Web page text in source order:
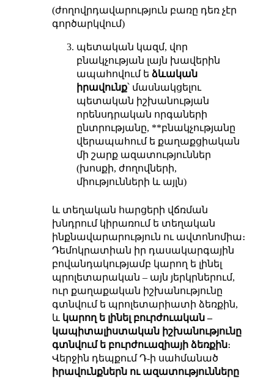
(ժողովրդավարություն բառը դեռ չէր
գործարկվում)
պետական կազմ, վոր
բնակչության լայն խավերին
ապահովում ե ձևական
իրավունք՝ մասնակցելու
պետական իշխանության
որենսդրական որգաների
ընտրությանը, **բնակչությանը
վերապահում ե քաղաքցիական
մի շարք ազատություններ
(խոսքի, ժողովների,
միությունների և այլն)
և տեղական հարցերի վճռման
խնդրում կիրառում ե տեղական
ինքնավարարություն ու ավտոնոմիա։
Դեմոկրատիան իր դասակարգային
բովանդակությամբ կարող ե լինել
պրոլետարական – այն յերկրներում,
ուր քաղաքական իշխանությունը
գտնվում ե պրոլետարիատի ձեռքին,
և կարող ե լինել բուրժուական –
կապիտալիստական իշխանությունը
գտնվում ե բուրժուազիայի ձեռքին։
Վերջին դեպքում Դ-ի սահմանած
իրավունքներն ու ազատությունները